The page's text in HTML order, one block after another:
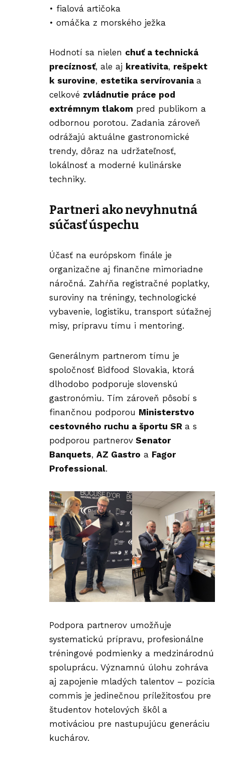
• fialová artičoka
• omáčka z morského ježka
Hodnotí sa nielen chuť a technická
precíznosť, ale aj kreativita, rešpekt
k surovine, estetika servírovania a
celkové zvládnutie práce pod
extrémnym tlakom pred publikom a
odbornou porotou. Zadania zároveň
odrážajú aktuálne gastronomické
trendy, dôraz na udržateľnosť,
lokálnosť a moderné kulinárske
techniky.
Partneri ako nevyhnutná
súčasť úspechu
Účasť na európskom finále je
organizačne aj finančne mimoriadne
náročná. Zahŕňa registračné poplatky,
suroviny na tréningy, technologické
vybavenie, logistiku, transport súťažnej
misy, prípravu tímu i mentoring.
Generálnym partnerom tímu je
spoločnosť Bidfood Slovakia, ktorá
dlhodobo podporuje slovenskú
gastronómiu. Tím zároveň pôsobí s
finančnou podporou Ministerstvo
cestovného ruchu a športu SR a s
podporou partnerov Senator
Banquets, AZ Gastro a Fagor
Professional.
Podpora partnerov umožňuje
systematickú prípravu, profesionálne
tréningové podmienky a medzinárodnú
spoluprácu. Významnú úlohu zohráva
aj zapojenie mladých talentov – pozícia
commis je jedinečnou príležitosťou pre
študentov hotelových škôl a
motiváciou pre nastupujúcu generáciu
kuchárov.